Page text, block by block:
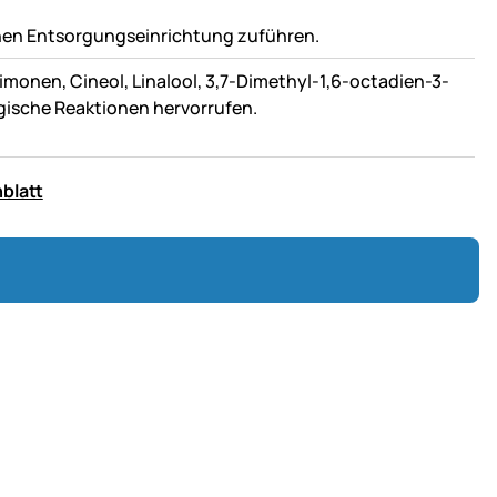
Entsorgungseinrichtung zuführen.
Cineol, Linalool, 3,7-Dimethyl-1,6-octadien-3-
Reaktionen hervorrufen.